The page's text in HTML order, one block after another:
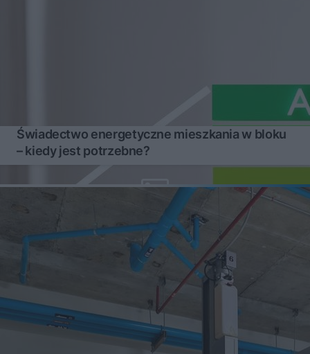
Świadectwo energetyczne mieszkania w bloku
– kiedy jest potrzebne?